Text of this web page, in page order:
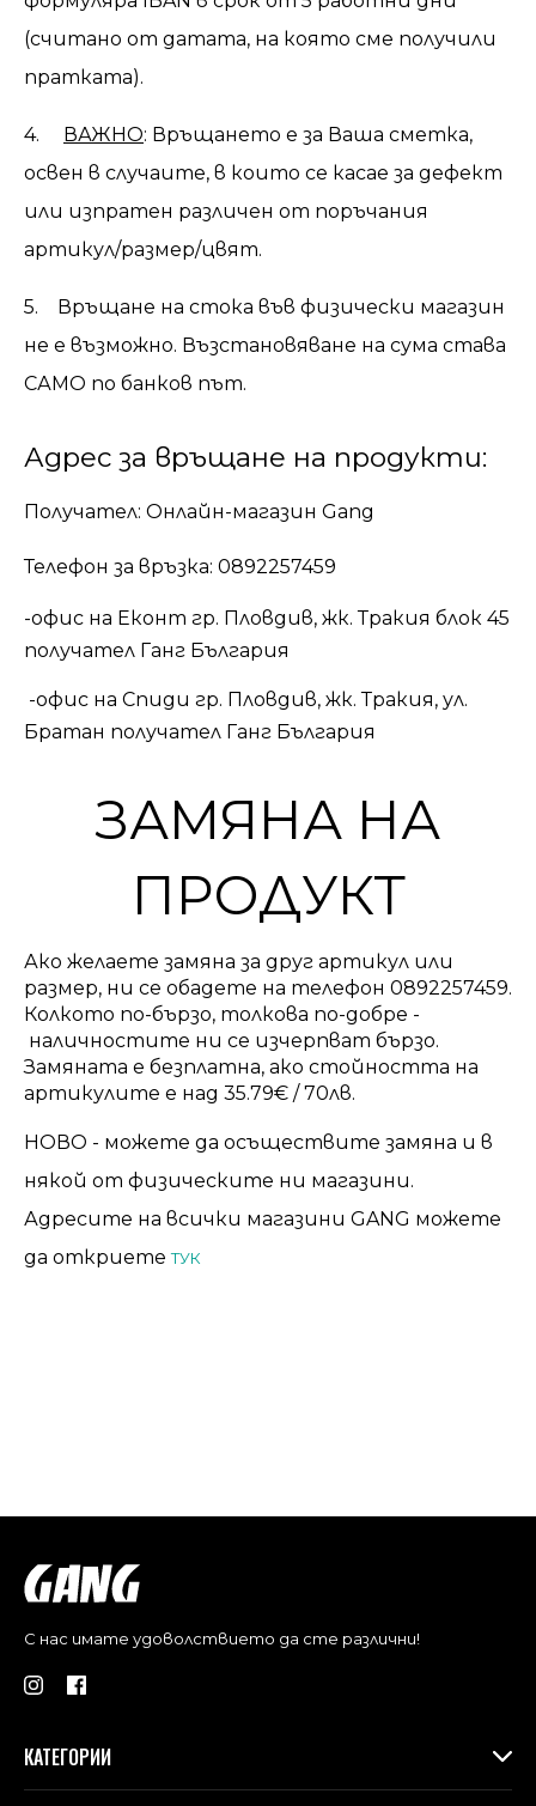
(считано от датата, на която сме получили
пратката).
4. ВАЖНО: Връщането е за Ваша сметка,
освен в случаите, в които се касае за дефект
или изпратен различен от поръчания
артикул/размер/цвят.
5. Връщане на стока във физически магазин
не е възможно. Възстановяване на сума става
САМО по банков път.
Адрес за връщане на продукти:
Получател: Онлайн-магазин Gang
Телефон за връзка: 0892257459
-офис на Еконт гр. Пловдив, жк. Тракия блок 45
получател Ганг България
-офис на Спиди гр. Пловдив, жк. Тракия, ул.
Братан получател Ганг България
ЗАМЯНА НА
ПРОДУКТ
Ако желаете замяна за друг артикул или
размер, ни се обадете на телефон 0892257459.
Колкото по-бързо, толкова по-добре -
наличностите ни се изчерпват бързо.
Замяната е безплатна, ако стойността на
артикулите е над 35.79€ / 70лв.
НОВО - можете да осъществите замяна и в
някой от физическите ни магазини.
Адресите на всички магазини GANG можете
да откриетеТУК
С нас имате удоволствието да сте различни!
КАТЕГОРИИ